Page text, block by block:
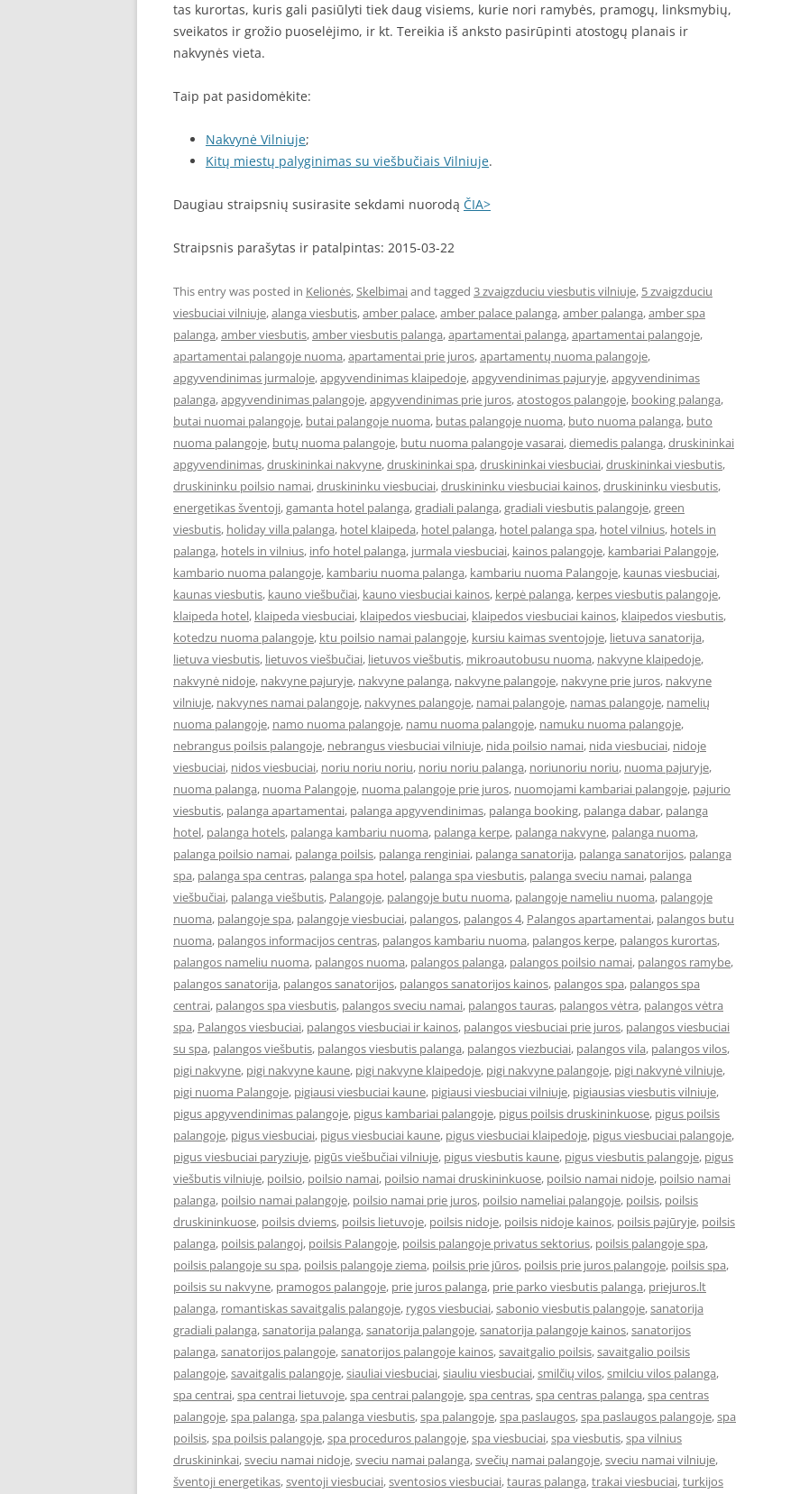
tas kurortas, kuris gali pasiūlyti tiek daug visiems, kurie nori ramybės, pramogų, linksmybių,
sveikatos ir grožio puoselėjimo, ir kt. Tereikia iš anksto pasirūpinti atostogų planais ir
nakvynės vieta.
Taip pat pasidomėkite:
Nakvynė Vilniuje;
Kitų miestų palyginimas su viešbučiais Vilniuje.
Daugiau straipsnių susirasite sekdami nuorodą ČIA>
Straipsnis parašytas ir patalpintas: 2015-03-22
This entry was posted in Kelionės,Skelbimaiand tagged 3 zvaigzduciu viesbutis vilniuje, 5 zvaigzduciu
viesbuciai vilniuje,alanga viesbutis,amber palace,amber palace palanga,amber palanga,amber spa
palanga,amber viesbutis,amber viesbutis palanga,apartamentai palanga,apartamentai palangoje,
apartamentai palangoje nuoma,apartamentai prie juros,apartamentų nuoma palangoje,
apgyvendinimas jurmaloje,apgyvendinimas klaipedoje,apgyvendinimas pajuryje,apgyvendinimas
palanga,apgyvendinimas palangoje,apgyvendinimas prie juros,atostogos palangoje, booking palanga,
butai nuomai palangoje, butai palangoje nuoma, butas palangoje nuoma, buto nuoma palanga, buto
nuoma palangoje, butų nuoma palangoje, butu nuoma palangoje vasarai,diemedis palanga,druskininkai
apgyvendinimas,druskininkai nakvyne,druskininkai spa,druskininkai viesbuciai,druskininkai viesbutis,
druskininku poilsio namai,druskininku viesbuciai,druskininku viesbuciai kainos,druskininku viesbutis,
energetikas šventoji,gamanta hotel palanga,gradiali palanga,gradiali viesbutis palangoje,green
viesbutis, holiday villa palanga, hotel klaipeda, hotel palanga, hotel palanga spa, hotel vilnius, hotels in
palanga, hotels in vilnius, info hotel palanga, jurmala viesbuciai, kainos palangoje, kambariai Palangoje,
kambario nuoma palangoje, kambariu nuoma palanga, kambariu nuoma Palangoje, kaunas viesbuciai,
kaunas viesbutis, kauno viešbučiai, kauno viesbuciai kainos, kerpė palanga, kerpes viesbutis palangoje,
klaipeda hotel, klaipeda viesbuciai, klaipedos viesbuciai, klaipedos viesbuciai kainos, klaipedos viesbutis,
kotedzu nuoma palangoje, ktu poilsio namai palangoje, kursiu kaimas sventojoje, lietuva sanatorija,
lietuva viesbutis, lietuvos viešbučiai, lietuvos viešbutis, mikroautobusu nuoma, nakvyne klaipedoje,
nakvynė nidoje, nakvyne pajuryje, nakvyne palanga, nakvyne palangoje, nakvyne prie juros, nakvyne
vilniuje, nakvynes namai palangoje, nakvynes palangoje, namai palangoje, namas palangoje, namelių
nuoma palangoje, namo nuoma palangoje, namu nuoma palangoje, namuku nuoma palangoje,
nebrangus poilsis palangoje, nebrangus viesbuciai vilniuje, nida poilsio namai, nida viesbuciai, nidoje
viesbuciai, nidos viesbuciai, noriu noriu noriu, noriu noriu palanga, noriunoriu noriu, nuoma pajuryje,
nuoma palanga, nuoma Palangoje, nuoma palangoje prie juros, nuomojami kambariai palangoje, pajurio
viesbutis, palanga apartamentai, palanga apgyvendinimas, palanga booking, palanga dabar, palanga
hotel, palanga hotels, palanga kambariu nuoma, palanga kerpe, palanga nakvyne, palanga nuoma,
palanga poilsio namai, palanga poilsis, palanga renginiai, palanga sanatorija, palanga sanatorijos, palanga
spa, palanga spa centras, palanga spa hotel, palanga spa viesbutis, palanga sveciu namai, palanga
viešbučiai, palanga viešbutis, Palangoje, palangoje butu nuoma, palangoje nameliu nuoma, palangoje
nuoma, palangoje spa, palangoje viesbuciai, palangos, palangos 4, Palangos apartamentai, palangos butu
nuoma, palangos informacijos centras, palangos kambariu nuoma, palangos kerpe, palangos kurortas,
palangos nameliu nuoma, palangos nuoma, palangos palanga, palangos poilsio namai, palangos ramybe,
palangos sanatorija, palangos sanatorijos, palangos sanatorijos kainos, palangos spa, palangos spa
centrai, palangos spa viesbutis, palangos sveciu namai, palangos tauras, palangos vėtra, palangos vėtra
spa, Palangos viesbuciai, palangos viesbuciai ir kainos, palangos viesbuciai prie juros, palangos viesbuciai
su spa, palangos viešbutis, palangos viesbutis palanga, palangos viezbuciai, palangos vila, palangos vilos,
pigi nakvyne, pigi nakvyne kaune, pigi nakvyne klaipedoje, pigi nakvyne palangoje, pigi nakvynė vilniuje,
pigi nuoma Palangoje, pigiausi viesbuciai kaune, pigiausi viesbuciai vilniuje, pigiausias viesbutis vilniuje,
pigus apgyvendinimas palangoje, pigus kambariai palangoje, pigus poilsis druskininkuose, pigus poilsis
palangoje, pigus viesbuciai, pigus viesbuciai kaune, pigus viesbuciai klaipedoje, pigus viesbuciai palangoje,
pigus viesbuciai paryziuje, pigūs viešbučiai vilniuje, pigus viesbutis kaune, pigus viesbutis palangoje, pigus
viešbutis vilniuje, poilsio, poilsio namai, poilsio namai druskininkuose, poilsio namai nidoje, poilsio namai
palanga, poilsio namai palangoje, poilsio namai prie juros, poilsio nameliai palangoje, poilsis, poilsis
druskininkuose, poilsis dviems, poilsis lietuvoje, poilsis nidoje, poilsis nidoje kainos, poilsis pajūryje, poilsis
palanga, poilsis palangoj, poilsis Palangoje, poilsis palangoje privatus sektorius, poilsis palangoje spa,
poilsis palangoje su spa, poilsis palangoje ziema, poilsis prie jūros, poilsis prie juros palangoje, poilsis spa,
poilsis su nakvyne, pramogos palangoje, prie juros palanga, prie parko viesbutis palanga, priejuros.lt
palanga, romantiskas savaitgalis palangoje, rygos viesbuciai,sabonio viesbutis palangoje,sanatorija
gradiali palanga,sanatorija palanga,sanatorija palangoje,sanatorija palangoje kainos,sanatorijos
palanga,sanatorijos palangoje,sanatorijos palangoje kainos,savaitgalio poilsis,savaitgalio poilsis
palangoje,savaitgalis palangoje,siauliai viesbuciai,siauliu viesbuciai,smilčių vilos,smilciu vilos palanga,
spa centrai,spa centrai lietuvoje,spa centrai palangoje,spa centras,spa centras palanga,spa centras
palangoje,spa palanga,spa palanga viesbutis,spa palangoje,spa paslaugos,spa paslaugos palangoje,spa
poilsis,spa poilsis palangoje,spa proceduros palangoje,spa viesbuciai,spa viesbutis,spa vilnius
druskininkai,sveciu namai nidoje,sveciu namai palanga,svečių namai palangoje,sveciu namai vilniuje,
šventoji energetikas,sventoji viesbuciai,sventosios viesbuciai,tauras palanga,trakai viesbuciai,turkijos